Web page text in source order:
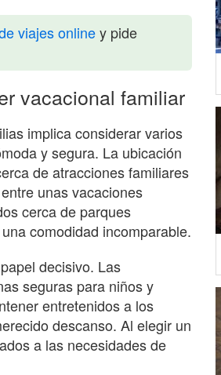
viajes onliney pide
vacacional familiar
implica considerar varios
y segura. La ubicación
de atracciones familiares
unas vacaciones
cerca de parques
comodidad incomparable.
decisivo. Las
seguras para niños y
entretenidos a los
descanso. Al elegir un
a las necesidades de